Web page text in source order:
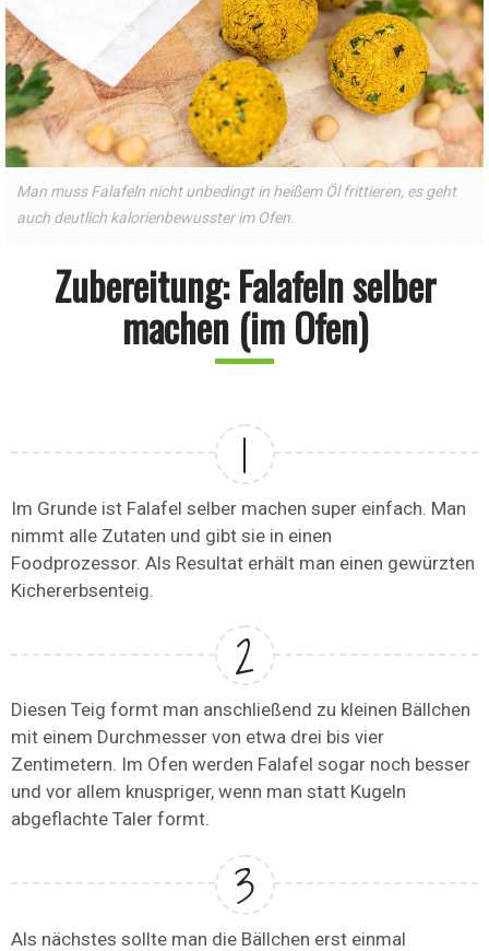
Man muss Falafeln nicht unbedingt in heißem Öl frittieren, es geht
auch deutlich kalorienbewusster im Ofen.
Zubereitung: Falafeln selber
machen (im Ofen)
Im Grunde ist Falafel selber machen super einfach. Man
nimmt alle Zutaten und gibt sie in einen
Foodprozessor. Als Resultat erhält man einen gewürzten
Kichererbsenteig.
Diesen Teig formt man anschließend zu kleinen Bällchen
mit einem Durchmesser von etwa drei bis vier
Zentimetern. Im Ofen werden Falafel sogar noch besser
und vor allem knuspriger, wenn man statt Kugeln
abgeflachte Taler formt.
Als nächstes sollte man die Bällchen erst einmal